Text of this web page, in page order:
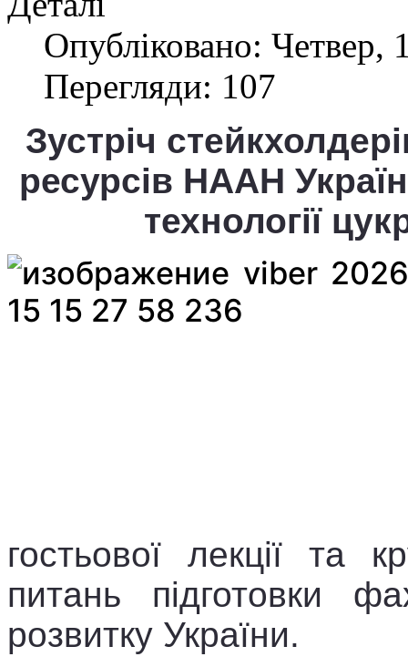
Опубліковано: Четвер,
Перегляди: 107
Зустріч
ресурсів НААН
технології
гостьової лекції та
питань підготовки
розвитку України.